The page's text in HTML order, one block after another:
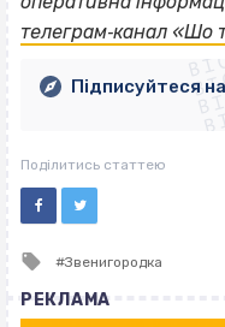
телеграм‐канал «Шо
Підписуйтеся
Поділитись статтею
Tagged
Звенигородка
РЕКЛАМА